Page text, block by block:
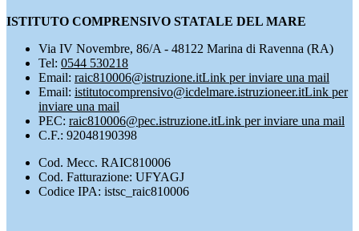
ISTITUTO COMPRENSIVO STATALE DEL MARE
Via IV Novembre, 86/A - 48122 Marina di Ravenna (RA)
Tel: 0544 530218
Email: raic810006@istruzione.itLink per inviare una mail
Email: istitutocomprensivo@icdelmare.istruzioneer.itLink per
inviare una mail
PEC: raic810006@pec.istruzione.itLink per inviare una mail
C.F.: 92048190398
Cod. Mecc. RAIC810006
Cod. Fatturazione: UFYAGJ
Codice IPA: istsc_raic810006